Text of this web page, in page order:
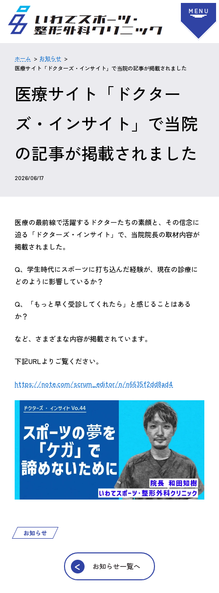
MENU
ホーム
お知らせ
医療サイト「ドクターズ・インサイト」で当院の記事が掲載されました
医療サイト「ドクター
ズ・インサイト」で当院
の記事が掲載されました
2026/06/17
医療の最前線で活躍するドクターたちの素顔と、その信念に
迫る「ドクターズ・インサイト」で、当院院長の取材内容が
掲載されました。
Q、学生時代にスポーツに打ち込んだ経験が、現在の診療に
どのように影響しているか？
Q、「もっと早く受診してくれたら」と感じることはある
か？
など、さまざまな内容が掲載されています。
下記URLよりご覧ください。
https://note.com/scrum_editor/n/n6635f2dd8ad4
お知らせ
お知らせ一覧へ